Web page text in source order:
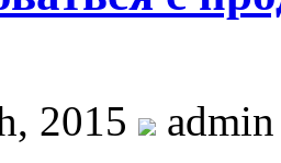
2015
admin